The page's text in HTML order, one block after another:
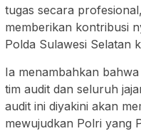
tugas secara
memberikan kontribusi
Polda Sulawesi Selatan
Ia menambahkan
tim audit dan seluruh
audit ini diyakini akan
mewujudkan Polri yang